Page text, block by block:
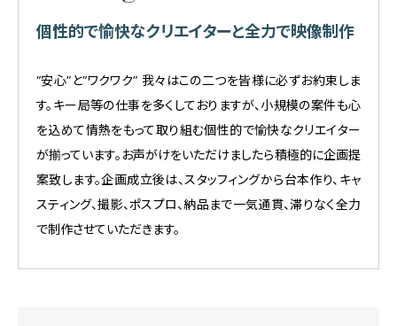
個性的で愉快なクリエイターと全力で映像制作
“安心”と“ワクワク” 我々はこの二つを皆様に必ずお約束しま
す。キー局等の仕事を多くしておりますが、小規模の案件も心
を込めて情熱をもって取り組む個性的で愉快なクリエイター
が揃っています。お声がけをいただけましたら積極的に企画提
案致します。企画成立後は、スタッフィングから台本作り、キャ
スティング、撮影、ポスプロ、納品まで一気通貫、滞りなく全力
で制作させていただきます。